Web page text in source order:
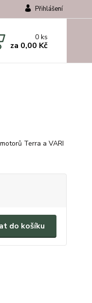
Přihlášení
0ks
za 0,00 Kč
Terra a VARI
do košíku